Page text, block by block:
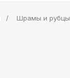
Шрамы и рубцы